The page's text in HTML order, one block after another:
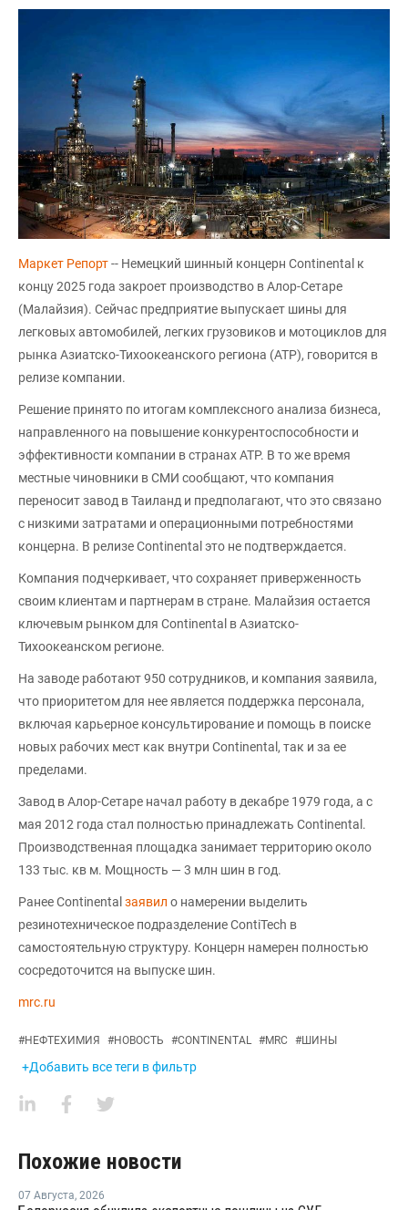
Маркет Репорт-- Немецкий шинный концерн Continental к
концу 2025 года закроет производство в Алор-Сетаре
(Малайзия). Сейчас предприятие выпускает шины для
легковых автомобилей, легких грузовиков и мотоциклов для
рынка Азиатско-Тихоокеанского региона (АТР), говорится в
релизе компании.
Решение принято по итогам комплексного анализа бизнеса,
направленного на повышение конкурентоспособности и
эффективности компании в странах АТР. В то же время
местные чиновники в СМИ сообщают, что компания
переносит завод в Таиланд и предполагают, что это связано
с низкими затратами и операционными потребностями
концерна. В релизе Continental это не подтверждается.
Компания подчеркивает, что сохраняет приверженность
своим клиентам и партнерам в стране. Малайзия остается
ключевым рынком для Continental в Азиатско-
Тихоокеанском регионе.
На заводе работают 950 сотрудников, и компания заявила,
что приоритетом для нее является поддержка персонала,
включая карьерное консультирование и помощь в поиске
новых рабочих мест как внутри Continental, так и за ее
пределами.
Завод в Алор-Сетаре начал работу в декабре 1979 года, а с
мая 2012 года стал полностью принадлежать Continental.
Производственная площадка занимает территорию около
133 тыс. кв м. Мощность — 3 млн шин в год.
Ранее Continental заявил о намерении выделить
резинотехническое подразделение ContiTech в
самостоятельную структуру. Концерн намерен полностью
сосредоточится на выпуске шин.
mrc.ru
#НЕФТЕХИМИЯ #НОВОСТЬ #CONTINENTAL #MRC #ШИНЫ
+Добавить все теги в фильтр
Похожие новости
07 Августа, 2026